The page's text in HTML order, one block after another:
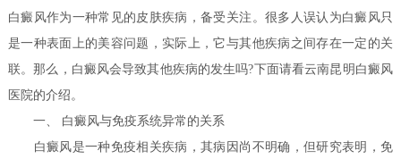
白癜风作为一种常见的皮肤疾病，备受关注。很多人误认为白癜风只
是一种表面上的美容问题，实际上，它与其他疾病之间存在一定的关
联。那么，白癜风会导致其他疾病的发生吗?下面请看云南昆明白癜风
医院的介绍。
一、 白癜风与免疫系统异常的关系
白癜风是一种免疫相关疾病，其病因尚不明确，但研究表明，免